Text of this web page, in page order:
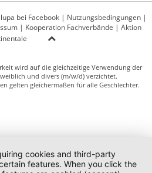
bei Facebook | Nutzungsbedingungen |
| Kooperation Fachverbände | Aktion
wird auf die gleichzeitige Verwendung der
und divers (m/w/d) verzichtet.
gelten gleichermaßen für alle Geschlechter.
cookies and third-party
features. When you click the